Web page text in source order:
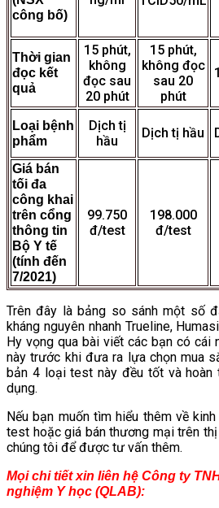
công bố)
Thời gian
đọc kết
quả
15 phút,
không
đọc sau
20 phút
15 phút,
không đọc
sau 20
phút
Loại bệnh
phẩm
Dịch tị
hầu
Dịch tị hầu
Giá bán
tối đa
công khai
trên cổng
thông tin
Bộ Y tế
(tính đến
7/2021)
99.750
đ/test
198.000
đ/test
Trên đây là bảng so sánh một số
kháng nguyên nhanh Trueline,
Hy vọng qua bài viết các bạn có cái
này trước khi đưa ra lựa chọn mua
bản 4 loại test này đều tốt và
dụng.
Nếu bạn muốn tìm hiểu thêm về
test hoặc giá bán thương mại trên
chúng tôi để được tư vấn thêm.
Mọi chi tiết xin liên hệ Công ty
nghiệm Y học (QLAB):